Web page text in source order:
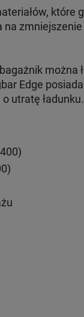
można
Edge
utratę ładunku.